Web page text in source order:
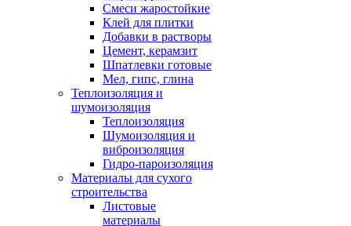
Смеси жаростойкие
Клей для плитки
Добавки в растворы
Цемент, керамзит
Шпатлевки готовые
Мел, гипс, глина
Теплоизоляция и
шумоизоляция
Теплоизоляция
Шумоизоляция и
виброизоляция
Гидро-пароизоляция
Материалы для сухого
строительства
Листовые
материалы